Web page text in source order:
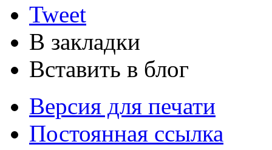
Tweet
В закладки
Вставить в блог
Версия для печати
Постоянная ссылка